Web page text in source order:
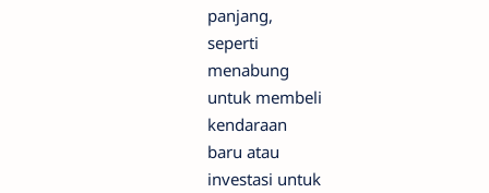
panjang,
seperti
menabung
untuk membeli
kendaraan
baru atau
investasi untuk